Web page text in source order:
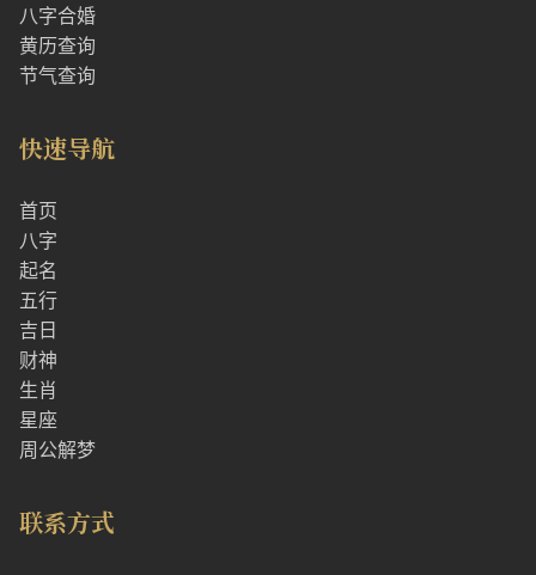
八字合婚
黄历查询
节气查询
快速导航
首页
八字
起名
五行
吉日
财神
生肖
星座
周公解梦
联系方式